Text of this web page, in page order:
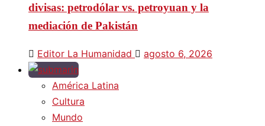
divisas: petrodólar vs. petroyuan y la
mediación de Pakistán
Editor La Humanidad agosto 6, 2026
América Latina
Cultura
Mundo